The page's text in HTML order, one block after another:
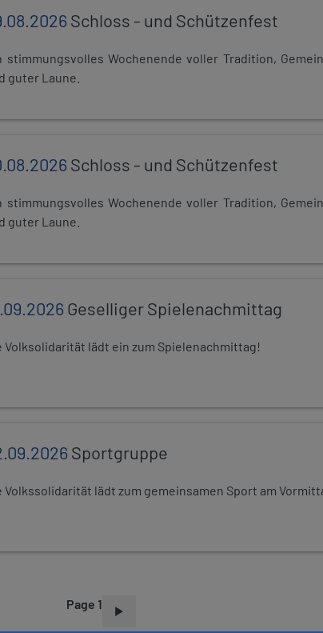
Schloss - und Schützenfest
stimmungsvolles Wochenende voller Tradition,
guter Laune.
Schloss - und Schützenfest
stimmungsvolles Wochenende voller Tradition,
guter Laune.
Geselliger Spielenachmittag
Volksolidarität lädt ein zum Spielenachmittag!
Sportgruppe
Volkssolidarität lädt zum gemeinsamen Sport am
Page 1